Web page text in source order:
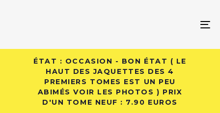
ÉTAT : OCCASION - BON ÉTAT ( LE
HAUT DES JAQUETTES DES 4
PREMIERS TOMES EST UN PEU
ABIMÉS VOIR LES PHOTOS ) PRIX
D'UN TOME NEUF : 7.90 EUROS